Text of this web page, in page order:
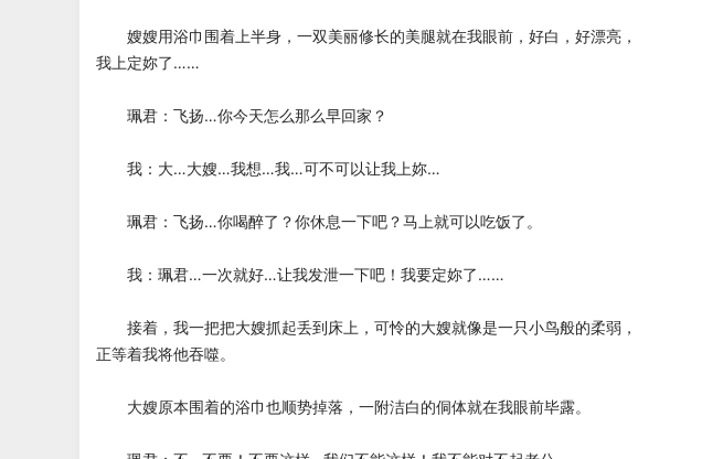
嫂嫂用浴巾围着上半身，一双美丽修长的美腿就在我眼前，好白，好漂亮，
我上定妳了……
珮君：飞扬…你今天怎么那么早回家？
我：大…大嫂…我想…我…可不可以让我上妳…
珮君：飞扬…你喝醉了？你休息一下吧？马上就可以吃饭了。
我：珮君…一次就好…让我发泄一下吧！我要定妳了……
接着，我一把把大嫂抓起丢到床上，可怜的大嫂就像是一只小鸟般的柔弱，
正等着我将他吞噬。
大嫂原本围着的浴巾也顺势掉落，一附洁白的侗体就在我眼前毕露。